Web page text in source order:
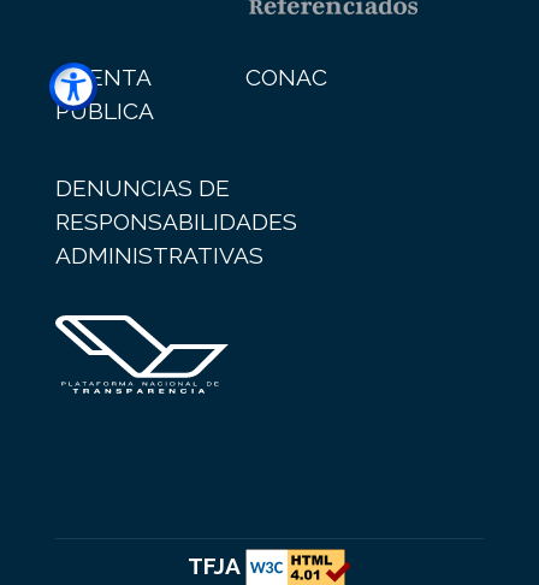
CUENTA
PÚBLICA
CONAC
DENUNCIAS DE
RESPONSABILIDADES
ADMINISTRATIVAS
TFJA